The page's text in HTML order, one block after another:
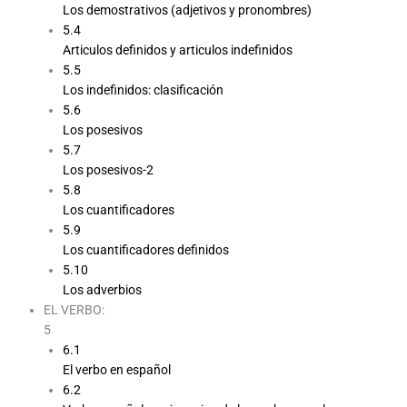
Los demostrativos (adjetivos y pronombres)
5.4
Articulos definidos y articulos indefinidos
5.5
Los indefinidos: clasificación
5.6
Los posesivos
5.7
Los posesivos-2
5.8
Los cuantificadores
5.9
Los cuantificadores definidos
5.10
Los adverbios
EL VERBO:
5
6.1
El verbo en español
6.2